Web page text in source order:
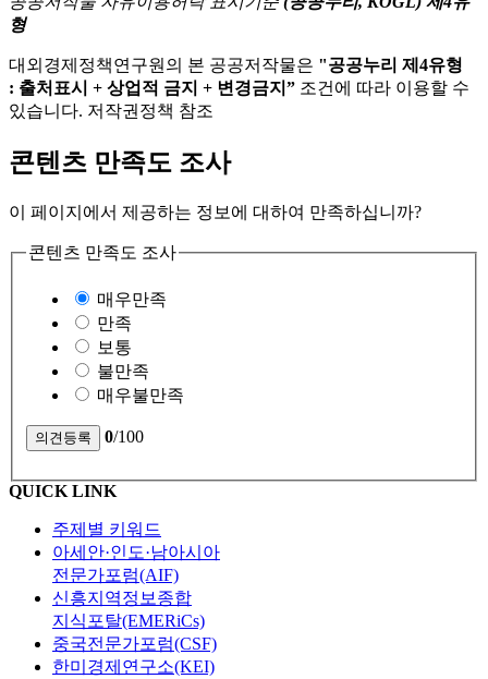
형
대외경제정책연구원의 본 공공저작물은 "공공누리 제4유형
: 출처표시 + 상업적 금지 + 변경금지” 조건에 따라 이용할 수
있습니다. 저작권정책 참조
콘텐츠 만족도 조사
이 페이지에서 제공하는 정보에 대하여 만족하십니까?
콘텐츠 만족도 조사
매우만족
만족
보통
불만족
매우불만족
0/100
QUICK LINK
주제별 키워드
아세안·인도·남아시아
전문가포럼(AIF)
신흥지역정보종합
지식포탈(EMERiCs)
중국전문가포럼(CSF)
한미경제연구소(KEI)